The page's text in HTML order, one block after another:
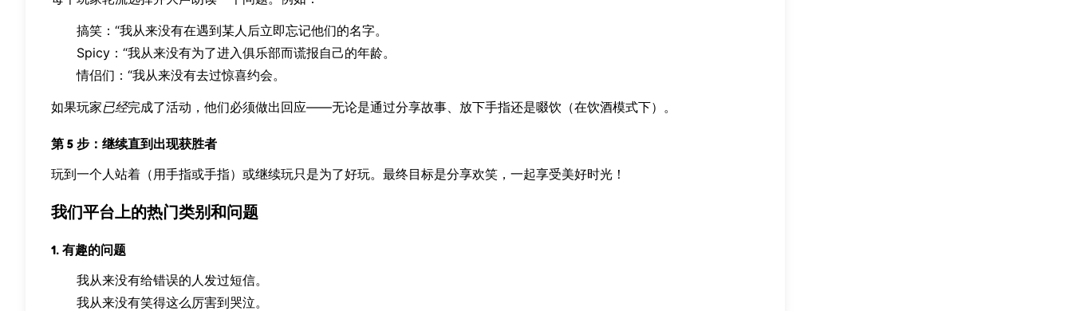
搞笑：“我从来没有在遇到某人后立即忘记他们的名字。
Spicy：“我从来没有为了进入俱乐部而谎报自己的年龄。
情侣们：“我从来没有去过惊喜约会。
如果玩家已经完成了活动，他们必须做出回应——无论是通过分享故事、放下手指还是啜饮（在饮酒模式下）。
第 5 步：继续直到出现获胜者
玩到一个人站着（用手指或手指）或继续玩只是为了好玩。最终目标是分享欢笑，一起享受美好时光！
我们平台上的热门类别和问题
1. 有趣的问题
我从来没有给错误的人发过短信。
我从来没有笑得这么厉害到哭泣。